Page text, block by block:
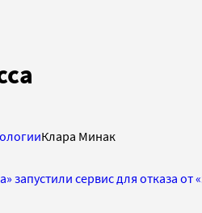
Клара Минак
запустили сервис для отказа от